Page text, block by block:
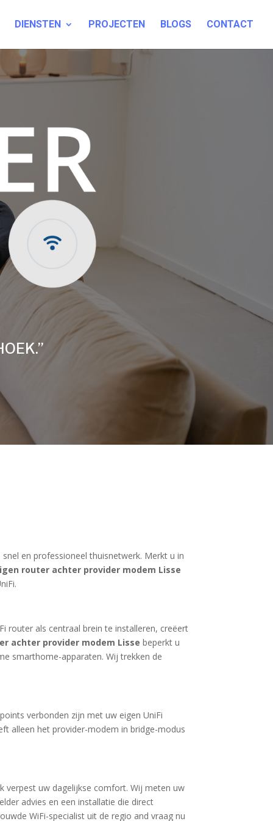
DIENSTEN PROJECTEN BLOGS CONTACT
en professioneel thuisnetwerk. Merkt u in
router achter provider modem Lisse
router als centraal brein te installeren, creëert
achter provider modem Lisse beperkt u
smarthome-apparaten. Wij trekken de
verbonden zijn met uw eigen UniFi
alleen het provider-modem in bridge-modus
verpest uw dagelijkse comfort. Wij meten uw
advies en een installatie die direct
WiFi-specialist uit de regio and vraag nu